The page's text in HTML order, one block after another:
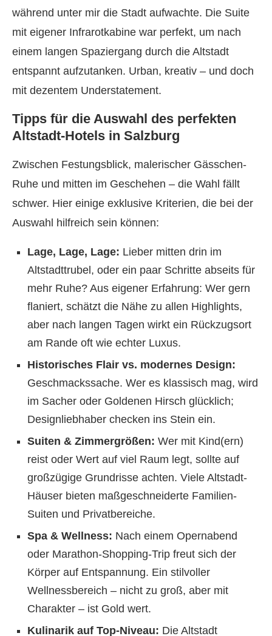
während unter mir die Stadt aufwachte. Die Suite
mit eigener Infrarotkabine war perfekt, um nach
einem langen Spaziergang durch die Altstadt
entspannt aufzutanken. Urban, kreativ – und doch
mit dezentem Understatement.
Tipps für die Auswahl des perfekten
Altstadt-Hotels in Salzburg
Zwischen Festungsblick, malerischer Gässchen-
Ruhe und mitten im Geschehen – die Wahl fällt
schwer. Hier einige exklusive Kriterien, die bei der
Auswahl hilfreich sein können:
Lage, Lage, Lage: Lieber mitten drin im
Altstadttrubel, oder ein paar Schritte abseits für
mehr Ruhe? Aus eigener Erfahrung: Wer gern
flaniert, schätzt die Nähe zu allen Highlights,
aber nach langen Tagen wirkt ein Rückzugsort
am Rande oft wie echter Luxus.
Historisches Flair vs. modernes Design:
Geschmackssache. Wer es klassisch mag, wird
im Sacher oder Goldenen Hirsch glücklich;
Designliebhaber checken ins Stein ein.
Suiten & Zimmergrößen: Wer mit Kind(ern)
reist oder Wert auf viel Raum legt, sollte auf
großzügige Grundrisse achten. Viele Altstadt-
Häuser bieten maßgeschneiderte Familien-
Suiten und Privatbereiche.
Spa & Wellness: Nach einem Opernabend
oder Marathon-Shopping-Trip freut sich der
Körper auf Entspannung. Ein stilvoller
Wellnessbereich – nicht zu groß, aber mit
Charakter – ist Gold wert.
Kulinarik auf Top-Niveau: Die Altstadt